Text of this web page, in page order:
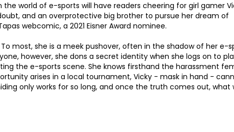
world of e-sports will have readers cheering for girl gamer
and an overprotective big brother to pursue her dream of
webcomic, a 2021 Eisner Award nominee.
most, she is a meek pushover, often in the shadow of her e-
however, she dons a secret identity when she logs on to
the e-sports scene. She knows firsthand the harassment
arises in a local tournament, Vicky - mask in hand -
only works for so long, and once the truth comes out, what